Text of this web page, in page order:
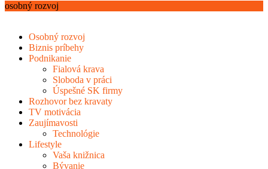
osobný rozvoj
Osobný rozvoj
Biznis príbehy
Podnikanie
Fialová krava
Sloboda v práci
Úspešné SK firmy
Rozhovor bez kravaty
TV motivácia
Zaujímavosti
Technológie
Lifestyle
Vaša knižnica
Bývanie